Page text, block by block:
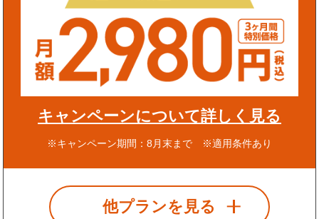
キャンペーンについて詳しく見る
※キャンペーン期間：8月末まで ※適用条件あり
他プランを見る